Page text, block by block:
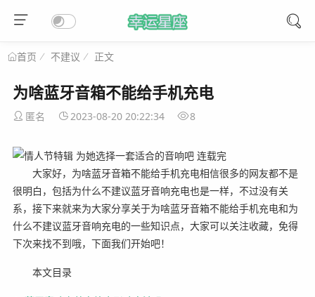
首页 不建议 正文
为啥蓝牙音箱不能给手机充电
匿名 2023-08-20 20:22:34 8
大家好，为啥蓝牙音箱不能给手机充电相信很多的网友都不是
很明白，包括为什么不建议蓝牙音响充电也是一样，不过没有关
系，接下来就来为大家分享关于为啥蓝牙音箱不能给手机充电和为
什么不建议蓝牙音响充电的一些知识点，大家可以关注收藏，免得
下次来找不到哦，下面我们开始吧！
本文目录